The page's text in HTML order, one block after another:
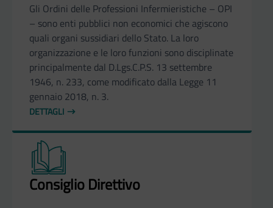
Gli Ordini delle Professioni Infermieristiche – OPI
– sono enti pubblici non economici che agiscono
quali organi sussidiari dello Stato. La loro
organizzazione e le loro funzioni sono disciplinate
principalmente dal D.Lgs.C.P.S. 13 settembre
1946, n. 233, come modificato dalla Legge 11
gennaio 2018, n. 3.
DETTAGLI
Consiglio Direttivo